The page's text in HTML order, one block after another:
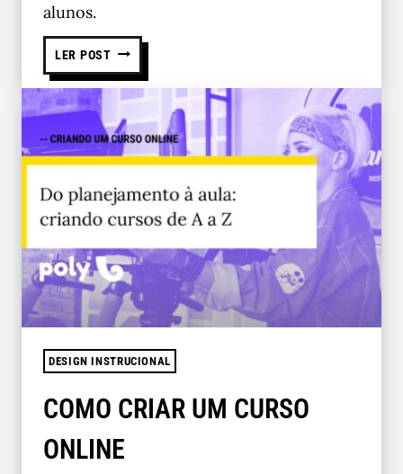
alunos.
LER POST
DESIGN INSTRUCIONAL
COMO CRIAR UM CURSO
ONLINE